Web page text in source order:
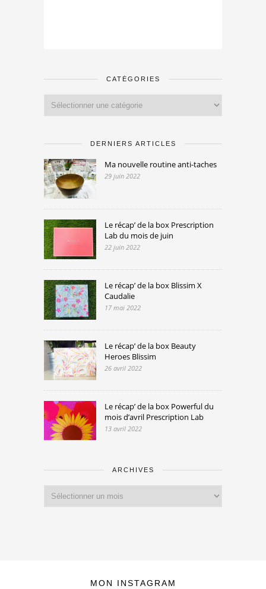
CATÉGORIES
DERNIERS ARTICLES
Ma nouvelle routine anti-taches
29 juin 2022
Le récap’ de la box Prescription
Lab du mois de juin
22 juin 2022
Le récap’ de la box Blissim X
Caudalie
17 mai 2022
Le récap’ de la box Beauty
Heroes Blissim
26 avril 2022
Le récap’ de la box Powerful du
mois d’avril Prescription Lab
13 avril 2022
ARCHIVES
MON INSTAGRAM